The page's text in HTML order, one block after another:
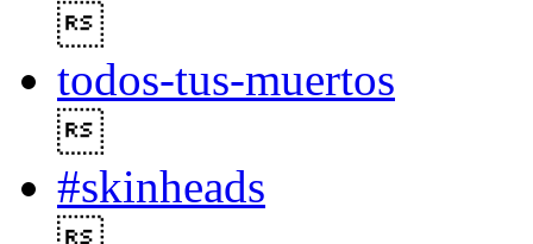
todos-tus-muertos
#skinheads